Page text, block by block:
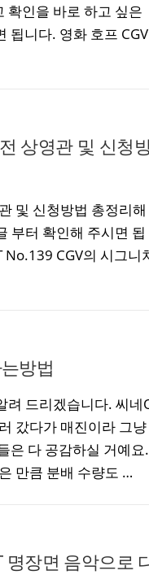
확인을 바로 하고 싶은
됩니다. 영화 호프 CGV
상영관 및 신청
및 신청방법 총정리해
부터 확인해 주시면 됩
No.139 CGV의 시그니
방법
려 드리겠습니다. 씨네
갔다가 매진이라 그냥
은 다 공감하실 거예요.
만큼 분배 수량도 …
명장면 음악으로